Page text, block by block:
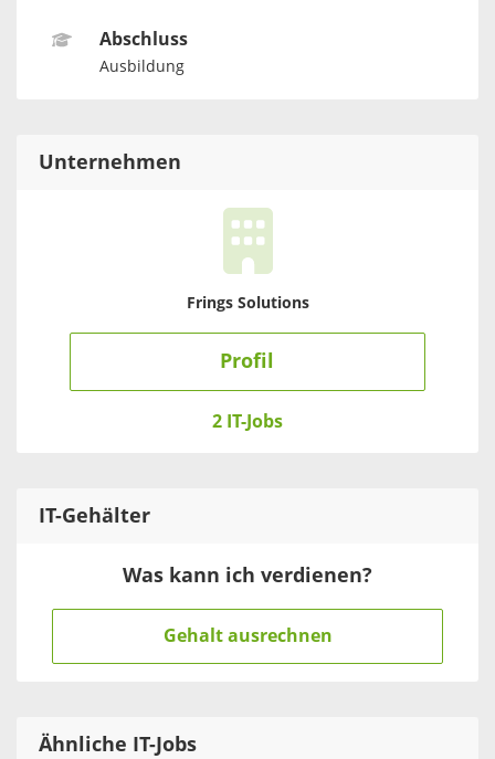
Abschluss
Ausbildung
Unternehmen
Frings Solutions
Profil
2 IT-Jobs
IT-Gehälter
Was kann ich verdienen?
Gehalt ausrechnen
Ähnliche IT-Jobs